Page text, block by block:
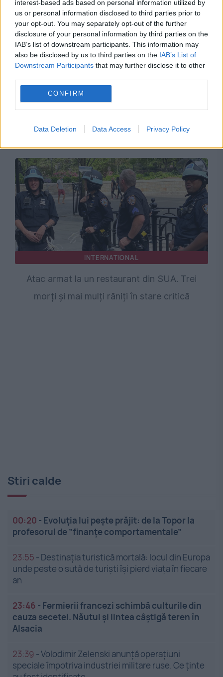
interest-based ads based on personal information utilized by
us or personal information disclosed to third parties prior to
your opt-out. You may separately opt-out of the further
disclosure of your personal information by third parties on the
IAB’s list of downstream participants. This information may
also be disclosed by us to third parties on the IAB’s List of
Downstream Participants that may further disclose it to other
CONFIRM
Data Deletion Data Access Privacy Policy
INTERNATIONAL
Breșă uriașă de securitate în Marea Britanie.
web
INTERNATIONAL
Atac armat la un restaurant din SUA. Trei
morți și mai mulți răniți în stare critică
Stiri calde
00:20 - Evoluția lui pește prăjit: de la Topor la
profesorul de ”finanțe comportamentale”
23:55 - Destinația turistică mortală: locul din Europa
unde peste o sută de turiști își pierd viața în fiecare
an
23:46 - Fermierii francezi schimbă culturile din
cauza secetei. Năutul și lintea câștigă teren în
Alsacia
23:39 -Volodimir Zelenski anunță operațiuni
speciale împotriva industriei militare ruse. Ce ținte